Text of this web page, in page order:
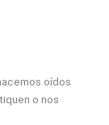
oídos
o nos